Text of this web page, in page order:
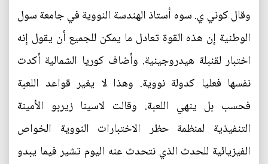
وقال كوني ي. سوه أستاذ الهندسة النووية في جامعة سول
الوطنية إن هذه القوة تعادل ما يمكن للجميع أن يقول إنه
اختبار لقنبلة هيدروجينية. وأضاف كوريا الشمالية أكدت
نفسها فعليا كدولة نووية. وهذا لا يغير قواعد اللعبة
فحسب بل ينهي اللعبة. وقالت لاسينا زيربو الأمينة
التنفيذية لمنظمة حظر الاختبارات النووية الخواص
الفيزيائية للحدث الذي نتحدث عنه اليوم تشير فيما يبدو